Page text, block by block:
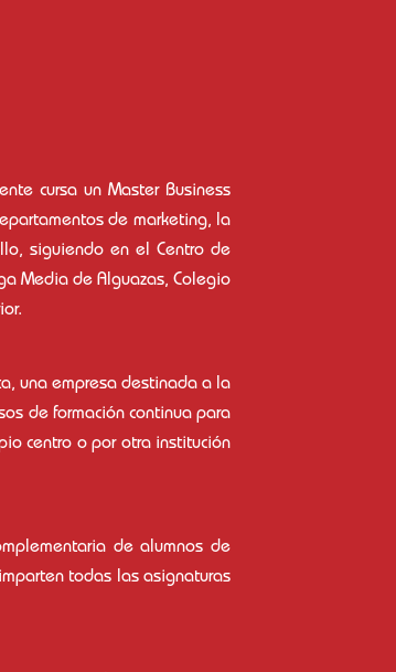
cursa un Master Business
de marketing, la
siguiendo en el Centro de
Media de Alguazas, Colegio
una empresa destinada a la
de formación continua para
centro o por otra institución
de alumnos de
todas las asignaturas